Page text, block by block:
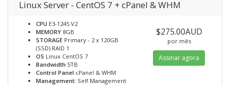
Linux Server - CentOS 7 + cPanel & WHM
CPU E3-1245 V2
MEMORY 8GB
STORAGE Primary - 2 x 120GB
(SSD) RAID 1
OS Linux CentOS 7
Bandwidth 5TB
Control Panel cPanel & WHM
Management: Self Management
$275.00AUD
por mês
Assinar agora